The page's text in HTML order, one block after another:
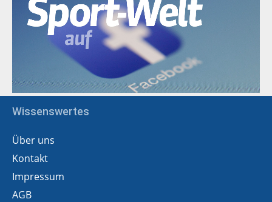
Wissenswertes
Über uns
Kontakt
Impressum
AGB